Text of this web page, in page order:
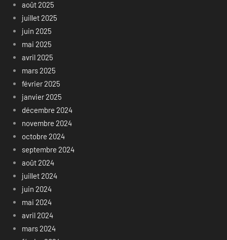
août 2025
juillet 2025
juin 2025
mai 2025
avril 2025
mars 2025
février 2025
janvier 2025
décembre 2024
novembre 2024
octobre 2024
septembre 2024
août 2024
juillet 2024
juin 2024
mai 2024
avril 2024
mars 2024